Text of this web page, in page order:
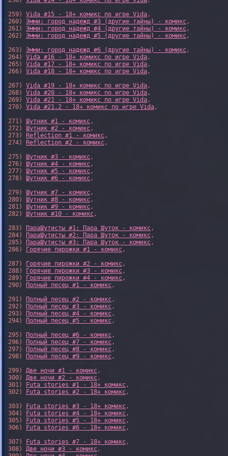
259) Vida #15 - 18+ комикс по игре Vida,
260) Эмми: город надежд #3 (другие тайны) - комикс,
261) Эмми: город надежд #4 (другие тайны) - комикс,
262) Эмми: город надежд #5 (другие тайны) - комикс,
263) Эмми: город надежд #6 (другие тайны) - комикс,
264) Vida #16 - 18+ комикс по игре Vida,
265) Vida #17 - 18+ комикс по игре Vida,
266) Vida #18 - 18+ комикс по игре Vida,
267) Vida #19 - 18+ комикс по игре Vida,
268) Vida #20 - 18+ комикс по игре Vida,
269) Vida #21 - 18+ комикс по игре Vida,
270) Vida #21.2 - 18+ комикс по игре Vida,
271) Шутник #1 - комикс,
272) Шутник #2 - комикс,
273)
Reflection #1 - комикс,
274)
Reflection #2 - комикс,
275) Шутник #3 - комикс,
276) Шутник #4 - комикс,
277) Шутник #5 - комикс,
278) Шутник #6 - комикс,
279) Шутник #7 - комикс,
280) Шутник #8 - комикс,
281) Шутник #9 - комикс,
282) Шутник #10 - комикс,
283)
ПараШутисты #1: Пара Шуток - комикс,
284)
ПараШутисты #2: Пара Шуток - комикс,
285)
ПараШутисты #3: Пара Шуток - комикс,
286)
Горячие пирожки #1 - комикс,
287)
Горячие пирожки #2 - комикс,
288)
Горячие пирожки #3 - комикс,
289)
Горячие пирожки #4 - комикс,
290)
Полный песец #1 - комикс,
291)
Полный песец #2 - комикс,
292)
Полный песец #3 - комикс,
293)
Полный песец #4 - комикс,
294)
Полный песец #5 - комикс,
295)
Полный песец #6 - комикс,
296)
Полный песец #7 - комикс,
297)
Полный песец #8 - комикс,
298)
Полный песец #9 - комикс,
299) Две ночи #1 - комикс,
300) Две ночи #2 - комикс,
301)
Futa stories #1 - 18+ комикс,
302)
Futa stories #2 - 18+ комикс,
303)
Futa stories #3 - 18+ комикс,
304)
Futa stories #4 - 18+ комикс,
305)
Futa stories #5 - 18+ комикс,
306)
Futa stories #6 - 18+ комикс,
307)
Futa stories #7 - 18+ комикс,
308) Две ночи #3 - комикс,